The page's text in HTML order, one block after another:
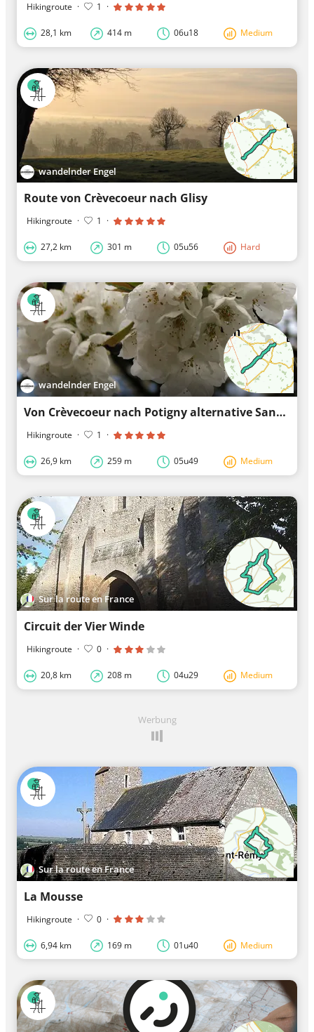
Hikingroute · 1 ·
28,1 km 414 m 06u18 Medium
wandelnder Engel
Route von Crèvecoeur nach Glisy
Hikingroute · 1 ·
27,2 km 301 m 05u56 Hard
wandelnder Engel
Von Crèvecoeur nach Potigny alternative Santiago-Küstenroute
Hikingroute · 1 ·
26,9 km 259 m 05u49 Medium
Sur la route en France
Circuit der Vier Winde
Hikingroute · 0 ·
20,8 km 208 m 04u29 Medium
Werbung
Sur la route en France
La Mousse
Hikingroute · 0 ·
6,94 km 169 m 01u40 Medium